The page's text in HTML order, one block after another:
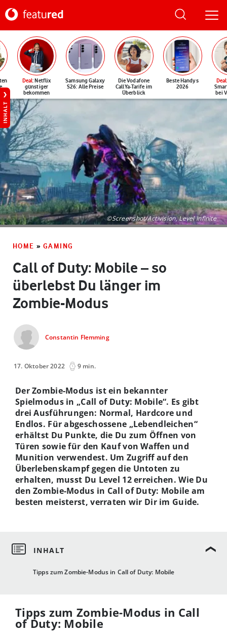
Deal: Netflix
günstiger
bekommen
Samsung Galaxy
S26: Alle Preise
Die Vodafone
CallYa-Tarife im
Überblick
Beste Handys
2026
Deal
bei
INHALT
©Screenshot/Activision, Level Infinite
HOME » GAMING
Call of Duty: Mobile – so
überlebst Du länger im
Zombie-Modus
Constantin Flemming
17. Oktober 2022 9 min.
Tipps zum Zombie-Modus in Call of Duty: Mobile
Der Zombie-Modus ist ein bekannter
Spielmodus in „Call of Duty: Mobile“. Es gibt
drei Ausführungen: Normal, Hardcore und
Endlos. Für abgeschossene „Lebendleichen“
erhältst Du Punkte, die Du zum Öffnen von
Türen sowie für den Kauf von Waffen und
Munition verwendest. Um Zugriff auf den
Überlebenskampf gegen die Untoten zu
erhalten, musst Du Level 12 erreichen. Wie Du
den Zombie-Modus in Call of Duty: Mobile am
besten meisterst, verraten wir Dir im Guide.
Tipps zum Zombie-Modus in Call
of Duty: Mobile